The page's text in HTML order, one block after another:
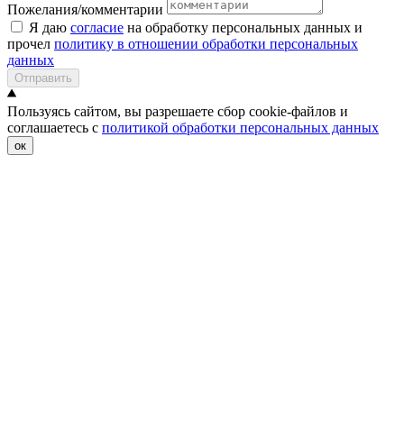
Пожелания/комментарии
Я даю согласие на обработку персональных данных и
прочел политику в отношении обработки персональных
данных
Отправить
Пользуясь сайтом, вы разрешаете сбор cookie-файлов и
соглашаетесь с политикой обработки персональных данных
ок